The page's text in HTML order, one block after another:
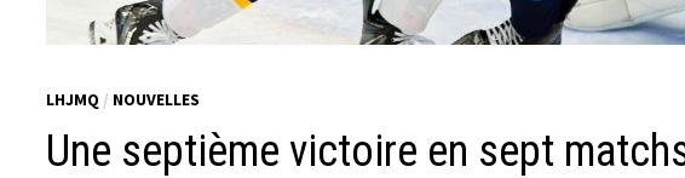
LHJMQ / NOUVELLES
Une septième victoire en sept